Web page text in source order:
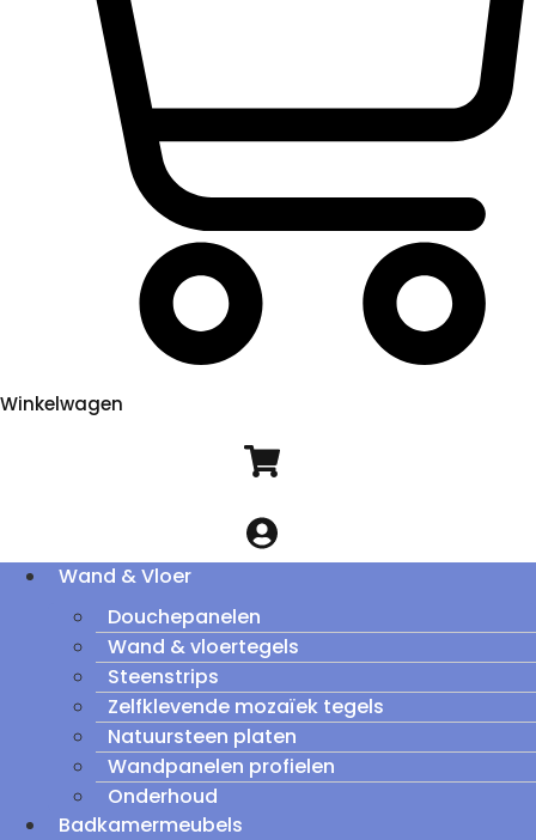
Winkelwagen
Wand & Vloer
Douchepanelen
Wand & vloertegels
Steenstrips
Zelfklevende mozaïek tegels
Natuursteen platen
Wandpanelen profielen
Onderhoud
Badkamermeubels